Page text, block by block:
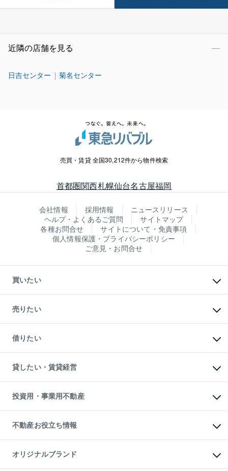
近隣の店舗を見る
日吉センター 菊名センター
売買・賃貸 全国30,212件から物件検索
首都圏関西札幌仙台名古屋福岡
会社情報 採用情報
ニュースリリース
ヘルプ・よくあるご質問
サイトマップ
各種お問合せ
サイトについて・免責事項
個人情報保護・プライバシーポリシー
ご意見・お問合せ
買いたい
新築・分譲マンションの購入
中古マンションの購入
一戸建ての購入
中古一戸建ての購入
不動産購入の流れ
注目キーワード物件特集
購入ガイド
English 繁体中文簡体中文
売りたい
一戸建ての売却・査定
土地の売却・査定
スピードAI査定
不動産査定について
不動産売却の流れ
不動産買換えの流れ
売却ガイド
借りたい
オフィス・店舗の賃貸
借りるときの流れ
借りるガイド
貸したい・賃貸経営
マンション賃料データ
賃貸管理プラン
リロケーションについて
貸すガイド
投資用・事業用不動産
事業用不動産
マンション投資
投資用マンション
アパート経営
不動産お役立ち情報
マンションライブラリー
人気マンションランキング
暮らしに役立つ不動産メディア
オリジナルブランド